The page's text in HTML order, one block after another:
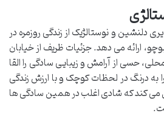
دلنشین و نوستالژیک از زندگی روزمره در
ارائه می دهد. جزئیات ظریف از خیابان
حسی از آرامش و زیبایی سادگی را القا
به درنگ در لحظات کوچک و با ارزش زندگی
می کند که شادی اغلب در همین سادگی ها